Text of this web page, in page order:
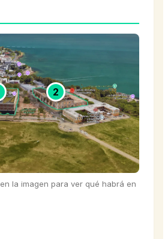
2
en la imagen para ver qué habrá en